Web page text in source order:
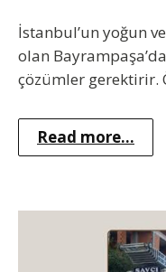
İstanbul’un yoğun
olan
çözümler gerektirir.
Read more...